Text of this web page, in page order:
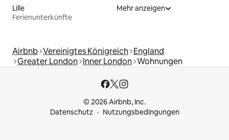
Lille
Ferienunterkünfte
Mehr anzeigen
Airbnb Vereinigtes Königreich England
Greater London Inner London Wohnungen
© 2026 Airbnb, Inc.
Datenschutz
Nutzungsbedingungen